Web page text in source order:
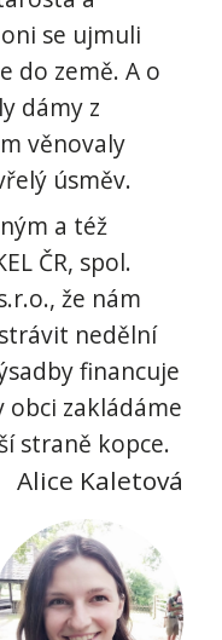
se ujmuli
do země. A o
dámy z
věnovaly
úsměv.
a též
ČR, spol.
že nám
nedělní
financuje
zakládáme
straně kopce.
Alice Kaletová